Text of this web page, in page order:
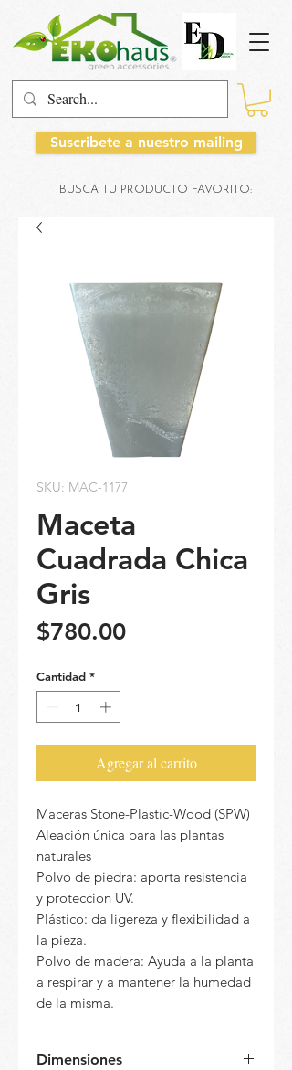
Suscribete a nuestro mailing
BUSCA TU PRODUCTO FAVORITO:
SKU: MAC-1177
Maceta
Cuadrada Chica
Gris
$780.00Precio
Cantidad *
Agregar al carrito
Maceras Stone-Plastic-Wood (SPW)
Aleación única para las plantas
naturales
Polvo de piedra: aporta resistencia
y proteccion UV.
Plástico: da ligereza y flexibilidad a
la pieza.
Polvo de madera: Ayuda a la planta
a respirar y a mantener la humedad
de la misma.
Dimensiones